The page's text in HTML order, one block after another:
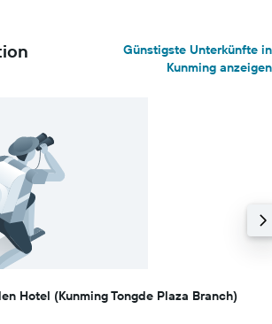
Günstigste Unterkünfte in
Kunming anzeigen
Hotel (Kunming Tongde Plaza Branch)